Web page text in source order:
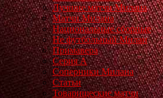
Лучшие матчи Милана
Матчи Милана
Национальные сборные
Не футбольный Милан
Примавера
Серия А
Соперники Милана
Статьи
Товарищеские матчи